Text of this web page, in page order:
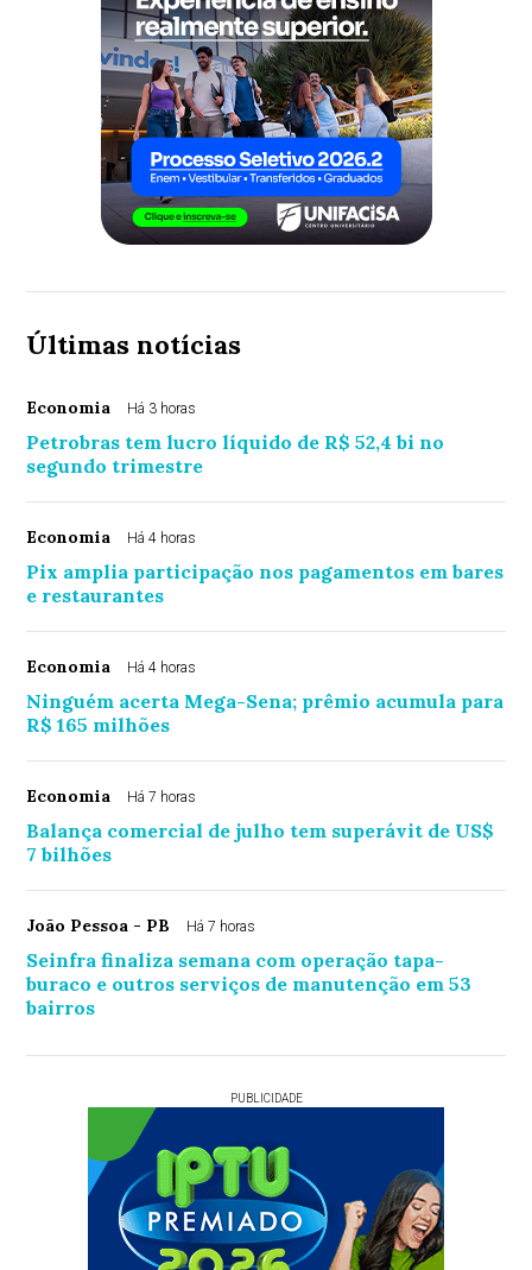
Últimas notícias
Economia Há 3 horas
Petrobras tem lucro líquido de R$ 52,4 bi no
segundo trimestre
Economia Há 4 horas
Pix amplia participação nos pagamentos em bares
e restaurantes
Economia Há 4 horas
Ninguém acerta Mega-Sena; prêmio acumula para
R$ 165 milhões
Economia Há 7 horas
Balança comercial de julho tem superávit de US$
7 bilhões
João Pessoa - PB Há 7 horas
Seinfra finaliza semana com operação tapa-
buraco e outros serviços de manutenção em 53
bairros
PUBLICIDADE